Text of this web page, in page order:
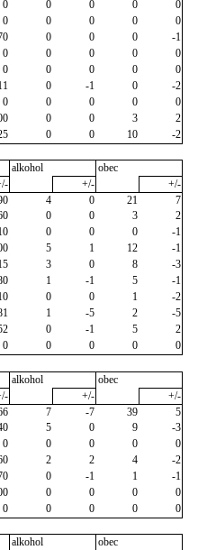
0 0 0 0
0
0 0 0 0
0
0 0 0
-1
0 0 0 0
0
0 0 0 0
0
0 -1 0
-2
0 0 0 0
0
0 0 3
2
0 0 10
-2
alkohol
obec
+/-
+/-
4 0 21
7
0 0 3
2
0 0 0
-1
5 1 12
-1
3 0 8
-3
1 -1 5
-1
0 0 1
-2
1 -5 2
-5
0 -1 5
2
0 0 0 0
0
alkohol
obec
+/-
+/-
7 -7 39
5
5 0 9
-3
0 0 0 0
0
2 2 4
-2
0 -1 1
-1
0 0 0
0
0 0 0 0
0
alkohol
obec